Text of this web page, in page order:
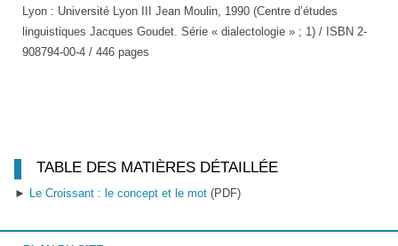
Lyon : Université Lyon III Jean Moulin, 1990 (Centre d’études
linguistiques Jacques Goudet. Série « dialectologie » ; 1) / ISBN 2-
908794-00-4 / 446 pages
TABLE DES MATIÈRES DÉTAILLÉE
► Le Croissant : le concept et le mot (PDF)